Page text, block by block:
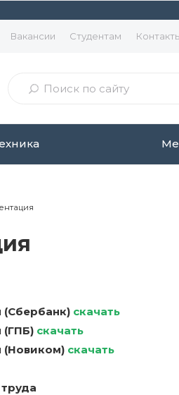
Вакансии Студентам
(Сбербанк) скачать
(ГПБ) скачать
(Новиком) скачать